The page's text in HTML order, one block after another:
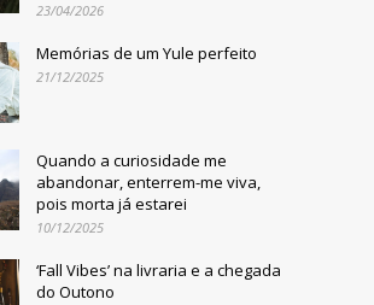
23/04/2026
Memórias de um Yule perfeito
21/12/2025
Quando a curiosidade me
abandonar, enterrem-me viva,
pois morta já estarei
10/12/2025
‘Fall Vibes’ na livraria e a chegada
do Outono